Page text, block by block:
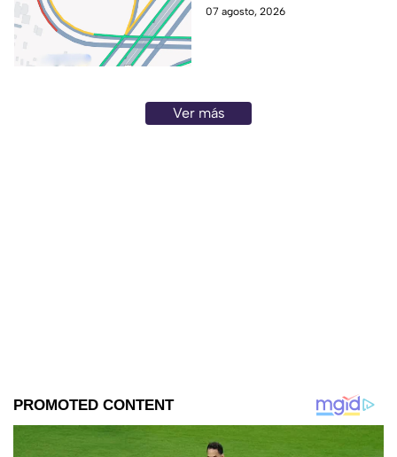
Abasolo
07 agosto, 2026
Ver más